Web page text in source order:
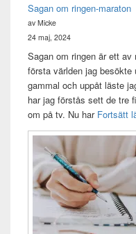
Sagan om ringen-maraton
av Micke
24 maj, 2024
Sagan om ringen är ett
första världen jag
gammal och uppåt läste
har jag förstås sett de tre
om på tv. Nu har Fortsätt